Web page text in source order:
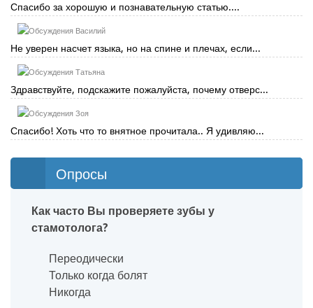
Спасибо за хорошую и познавательную статью....
Василий
Не уверен насчет языка, но на спине и плечах, если...
Татьяна
Здравствуйте, подскажите пожалуйста, почему отверс...
Зоя
Спасибо! Хоть что то внятное прочитала.. Я удивляю...
Опросы
Как часто Вы проверяете зубы у
стамотолога?
Переодически
Только когда болят
Никогда